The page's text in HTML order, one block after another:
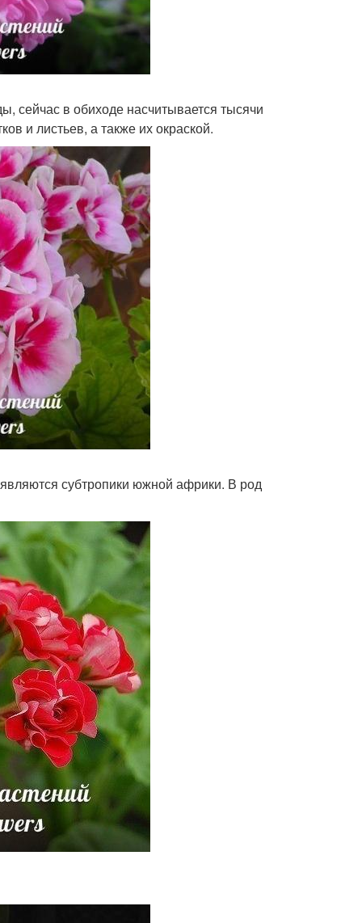
сейчас в обиходе насчитывается тысячи
и листьев, а также их окраской.
субтропики южной африки. В род